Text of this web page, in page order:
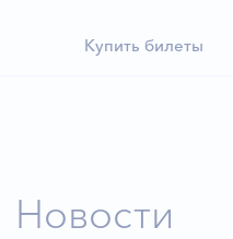
Купить билеты
Новости